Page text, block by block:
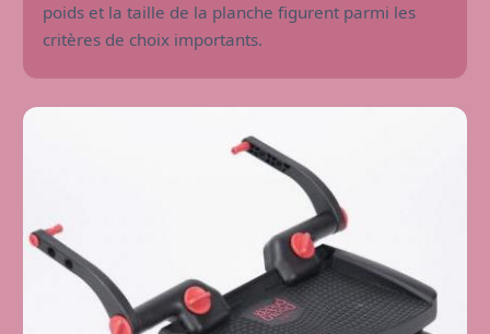
poids et la taille de la planche figurent parmi les
critères de choix importants.